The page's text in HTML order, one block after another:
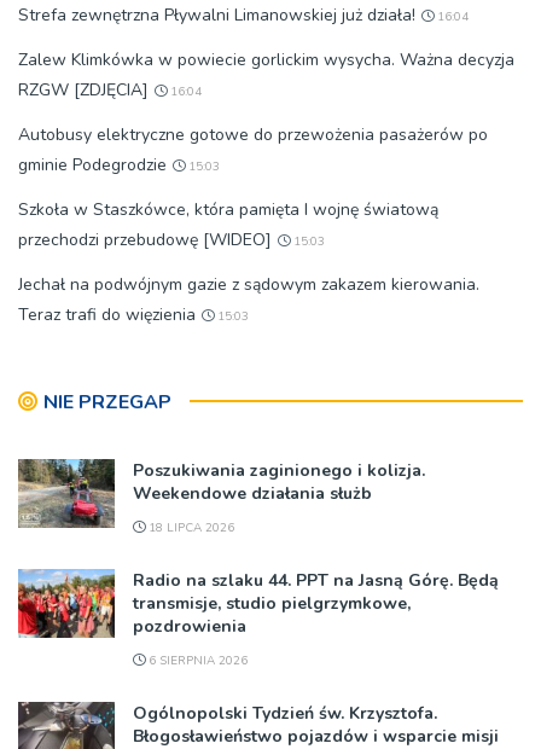
Strefa zewnętrzna Pływalni Limanowskiej już działa! 16:04
Zalew Klimkówka w powiecie gorlickim wysycha. Ważna decyzja
RZGW [ZDJĘCIA]
16:04
Autobusy elektryczne gotowe do przewożenia pasażerów po
gminie Podegrodzie
15:03
Szkoła w Staszkówce, która pamięta I wojnę światową
przechodzi przebudowę [WIDEO]
15:03
Jechał na podwójnym gazie z sądowym zakazem kierowania.
Teraz trafi do więzienia
15:03
NIE PRZEGAP
Poszukiwania zaginionego i kolizja.
Weekendowe działania służb
18 LIPCA 2026
Radio na szlaku 44. PPT na Jasną Górę. Będą
transmisje, studio pielgrzymkowe,
pozdrowienia
6 SIERPNIA 2026
Ogólnopolski Tydzień św. Krzysztofa.
Błogosławieństwo pojazdów i wsparcie misji